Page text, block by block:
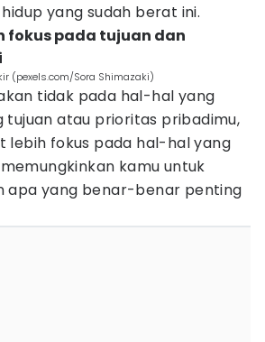
yang sudah berat ini.
fokus pada tujuan dan
(pexels.com/Sora Shimazaki)
tidak pada hal-hal yang
tujuan atau prioritas pribadimu,
lebih fokus pada hal-hal yang
kamu untuk
apa yang benar-benar penting